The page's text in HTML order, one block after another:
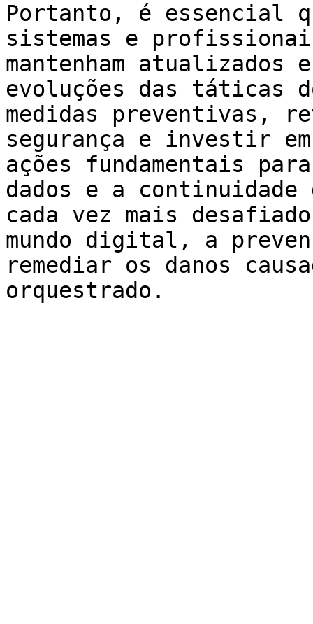
Portanto, é essencial
sistemas e
mantenham
evoluções das táticas
medidas preventivas,
segurança e investir
ações fundamentais
dados e a continuidade
cada vez mais
mundo digital, a
remediar os danos
orquestrado.